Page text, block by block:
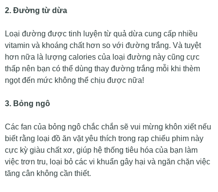
2. Đường từ dừa
Loại đường được tinh luyện từ quả dừa cung cấp nhiều
vitamin và khoáng chất hơn so với đường trắng. Và tuyệt
hơn nữa là lượng calories của loại đường này cũng cực
thấp nên bạn có thể dùng thay đường trắng mỗi khi thèm
ngọt đến mức không thể chịu được nữa!
3. Bỏng ngô
Các fan của bỏng ngô chắc chắn sẽ vui mừng khôn xiết nếu
biết rằng loại đồ ăn vặt yêu thích trong rạp chiếu phim này
cực kỳ giàu chất xơ, giúp hệ thống tiêu hóa của bạn làm
việc trơn tru, loại bỏ các vi khuẩn gây hại và ngăn chặn việc
tăng cân không cần thiết.